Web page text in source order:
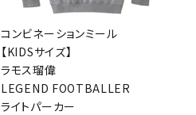
コンビネーションミール
【KIDSサイズ】
ラモス瑠偉
LEGEND FOOTBALLER
ライトパーカー